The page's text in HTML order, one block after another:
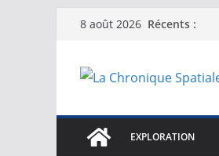
Passer8 août 2026 Récents :
EXPLORATION